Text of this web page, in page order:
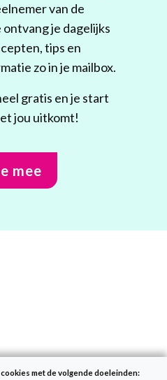
van de
je dagelijks
tips en
zo in je mailbox.
gratis en je start
jou uitkomt!
mee
met de volgende doeleinden: